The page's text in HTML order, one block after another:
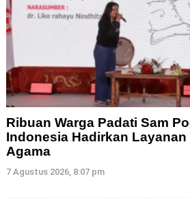
Ribuan Warga Padati Sam
Indonesia Hadirkan
Agama
7 Agustus 2026, 8:07 pm